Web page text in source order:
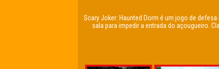
Scary Joker: Haunted Dorm é um jogo de
sala para impedir a entrada do açougueiro.